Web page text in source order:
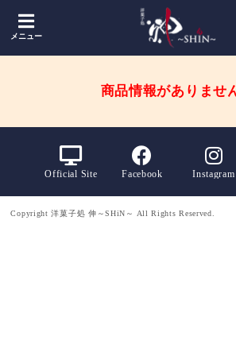
メニュー
商品情報がありませ
Official Site Facebook Instagram
Copyright 洋菓子処 伸～SHiN～ All Rights Reserved.